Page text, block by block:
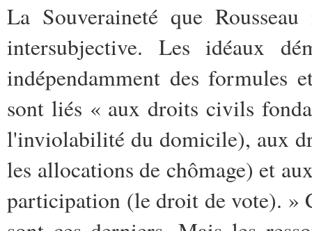
La Souveraineté que
intersubjective. Les idéaux
indépendamment des formules
sont liés « aux droits civils
l'inviolabilité du domicile), aux
les allocations de chômage) et
participation (le droit de vote). »